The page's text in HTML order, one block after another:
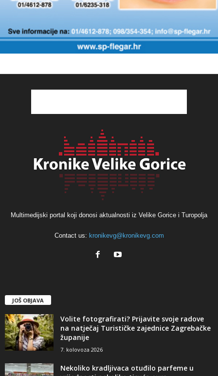
Multimedijski portal koji donosi aktualnosti iz Velike Gorice i Turopolja
Contact us: kronikevg@kronikevg.com
JOŠ OBJAVA
Volite fotografirati? Prijavite svoje radove
na natječaj Turističke zajednice Zagrebačke
županije
7. kolovoza 2026
Nekoliko kradljivaca otuđilo parfeme u